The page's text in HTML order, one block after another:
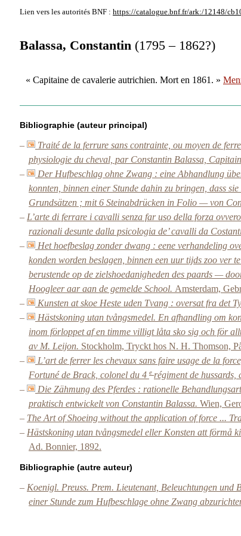
Lien vers les autorités BNF : https://catalogue.bnf.fr/ark:/12148/
Balassa, Constantin (1795 – 1862?)
« Capitaine de cavalerie autrichien. Mort en 1861. »
Bibliographie (auteur principal)
–
Traité de la ferrure sans contrainte, ou moyen de
physiologie du cheval, par Constantin Balassa,
–
Der Hufbeschlag ohne Zwang : eine Abhandlung
konnten, binnen einer Stunde dahin zu bringen, dass
Grundsätzen ; mit 6 Steinabdrücken in Folio — von
– L’arte di ferrare i cavalli senza far uso della forza
razionali desunte dalla psicologia de’ cavalli da
–
Het hoefbeslag zonder dwang : eene verhandeling
konden worden beslagen, binnen een uur tijds zoo ver
berustende op de zielshoedanigheden des paards —
Hoogleer aar aan de gemelde School. Amsterdam,
–
Kunsten at skoe Heste uden Tvang : oversat fra det
–
Hästskoning utan tvångsmedel. En afhandling om
inom förloppet af en timme villigt låta sko sig och för
av M. Leijon. Stockholm, Tryckt hos N. H. Thomson,
–
L’art de ferrer les chevaux sans faire usage de la
Fortuné de Brack, colonel du 4 e régiment de hussards,
–
Die Zähmung des Pferdes : rationelle
praktisch entwickelt von Constantin Balassa. Wien,
– The Art of Shoeing without the application of force ...
– Hästskoning utan tvångsmedel eller Konsten att
Ad. Bonnier, 1892.
Bibliographie (autre auteur)
– Koenigl. Preuss. Prem. Lieutenant, Beleuchtungen und
einer Stunde zum Hufbeschlage ohne Zwang